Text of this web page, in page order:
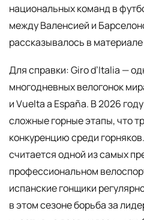
национальных команд в
между Валенсией и
рассказывалось в
Для справки: Giro d’Italia —
многодневных велогонок
и Vuelta a España. В 2026
сложные горные этапы, что
конкуренцию среди
считается одной из самых
профессиональном
испанские гонщики
в этом сезоне борьба за